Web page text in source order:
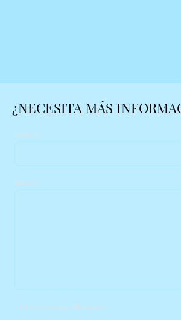
¿NECESITA MÁS
Nombre*
Mensaje
* Indica los campos obligatorios